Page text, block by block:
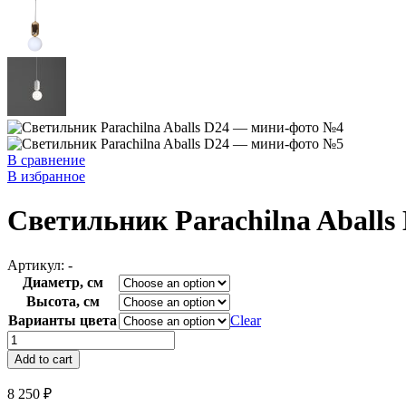
В сравнение
В избранное
Светильник Parachilna Aballs
Артикул: -
Диаметр, см
Высота, см
Варианты цвета
Clear
Светильник
Parachilna
Aballs
D24
quantity
Add to cart
8 250 ₽